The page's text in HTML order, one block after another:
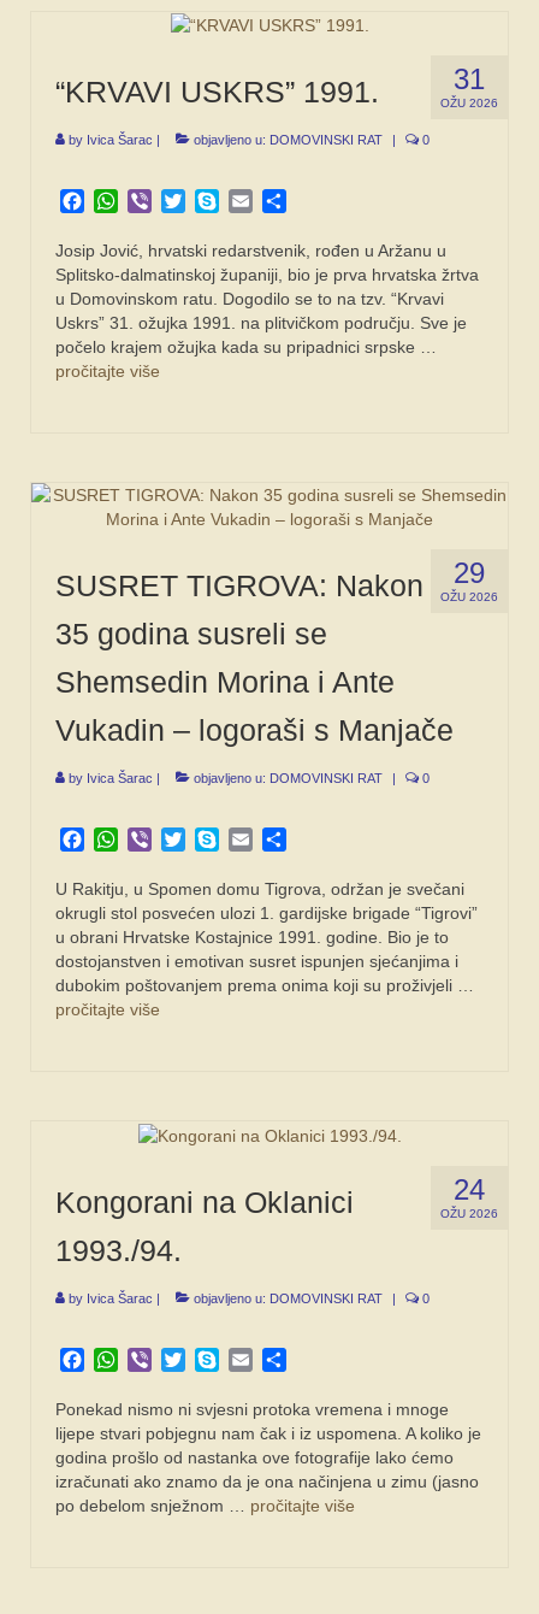
31
OŽU 2026
“KRVAVI USKRS” 1991.
by Ivica Šarac objavljeno u: DOMOVINSKI RAT 0
Facebook
WhatsApp
Viber TwitterSkypeEmail
Josip Jović, hrvatski redarstvenik, rođen u Aržanu u
Splitsko-dalmatinskoj županiji, bio je prva hrvatska žrtva
u Domovinskom ratu. Dogodilo se to na tzv. “Krvavi
Uskrs” 31. ožujka 1991. na plitvičkom području. Sve je
počelo krajem ožujka kada su pripadnici srpske …
pročitajte više
29
OŽU 2026
SUSRET TIGROVA: Nakon
35 godina susreli se
Shemsedin Morina i Ante
Vukadin – logoraši s Manjače
by Ivica Šarac objavljeno u: DOMOVINSKI RAT 0
Facebook
WhatsApp
Viber TwitterSkypeEmail
U Rakitju, u Spomen domu Tigrova, održan je svečani
okrugli stol posvećen ulozi 1. gardijske brigade “Tigrovi”
u obrani Hrvatske Kostajnice 1991. godine. Bio je to
dostojanstven i emotivan susret ispunjen sjećanjima i
dubokim poštovanjem prema onima koji su proživjeli …
pročitajte više
24
OŽU 2026
Kongorani na Oklanici
1993./94.
by Ivica Šarac | objavljeno u: DOMOVINSKI RAT | 0
Facebook
WhatsApp
Viber TwitterSkypeEmail
Ponekad nismo ni svjesni protoka vremena i mnoge
lijepe stvari pobjegnu nam čak i iz uspomena. A koliko je
godina prošlo od nastanka ove fotografije lako ćemo
izračunati ako znamo da je ona načinjena u zimu (jasno
po debelom snježnom … pročitajte više